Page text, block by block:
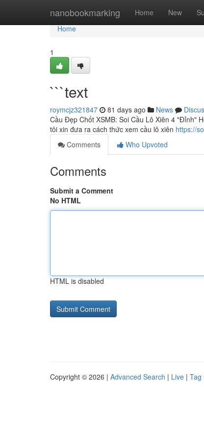
nanobookmarking Home New
Home
Home
1
```text
roymcjz321847 81 days ago News
Cầu Đẹp Chốt XSMB: Soi Cầu Lô Xiên 4 "Đỉnh"
tôi xin đưa ra cách thức xem cầu lô xiên https://
Comments
Who Upvoted
Comments
Submit a Comment
No HTML
HTML is disabled
Copyright © 2026 | Advanced Search | Live | Tag